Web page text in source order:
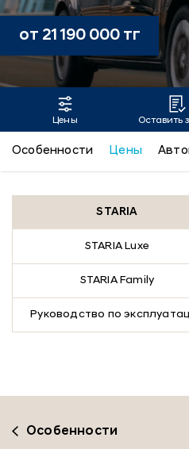
STARIA
от 21 190 000 тг
Цены Оставить
Особенности Цены
STARIA
STARIA Luxe
STARIA Family
Руководство по
Особенности